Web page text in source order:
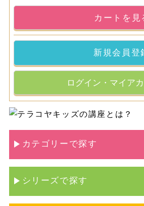
カートを見
新規会員登
ログイン・マイア
カテゴリーで探す
シリーズで探す